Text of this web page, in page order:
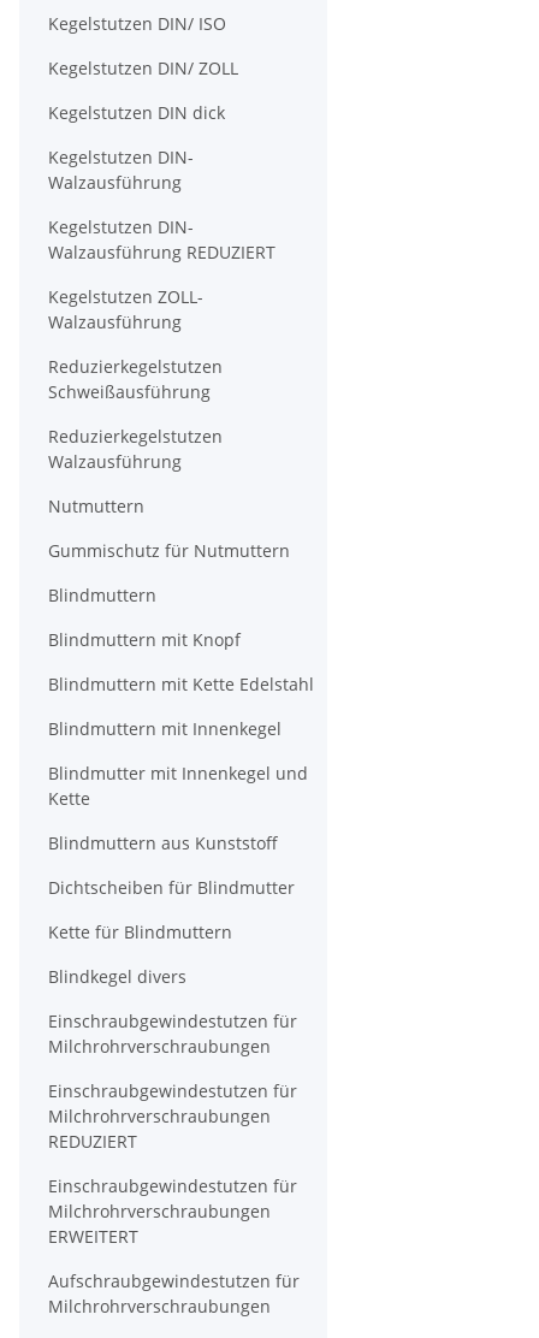
Kegelstutzen DIN/ ISO
Kegelstutzen DIN/ ZOLL
Kegelstutzen DIN dick
Kegelstutzen DIN-
Walzausführung
Kegelstutzen DIN-
Walzausführung REDUZIERT
Kegelstutzen ZOLL-
Walzausführung
Reduzierkegelstutzen
Schweißausführung
Reduzierkegelstutzen
Walzausführung
Nutmuttern
Gummischutz für Nutmuttern
Blindmuttern
Blindmuttern mit Knopf
Blindmuttern mit Kette Edelstahl
Blindmuttern mit Innenkegel
Blindmutter mit Innenkegel und
Kette
Blindmuttern aus Kunststoff
Dichtscheiben für Blindmutter
Kette für Blindmuttern
Blindkegel divers
Einschraubgewindestutzen für
Milchrohrverschraubungen
Einschraubgewindestutzen für
Milchrohrverschraubungen
REDUZIERT
Einschraubgewindestutzen für
Milchrohrverschraubungen
ERWEITERT
Aufschraubgewindestutzen für
Milchrohrverschraubungen